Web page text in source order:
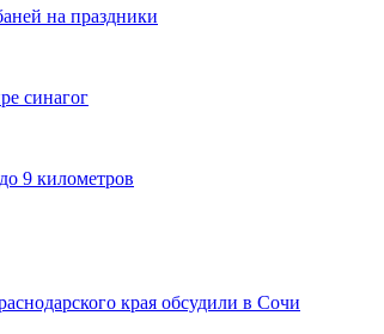
на праздники
синагог
9 километров
края обсудили в Сочи